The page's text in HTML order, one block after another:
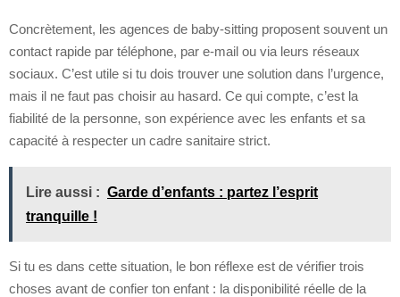
Concrètement, les agences de baby-sitting proposent souvent un
contact rapide par téléphone, par e-mail ou via leurs réseaux
sociaux. C’est utile si tu dois trouver une solution dans l’urgence,
mais il ne faut pas choisir au hasard. Ce qui compte, c’est la
fiabilité de la personne, son expérience avec les enfants et sa
capacité à respecter un cadre sanitaire strict.
Lire aussi : Garde d’enfants : partez l’esprit
tranquille !
Si tu es dans cette situation, le bon réflexe est de vérifier trois
choses avant de confier ton enfant : la disponibilité réelle de la